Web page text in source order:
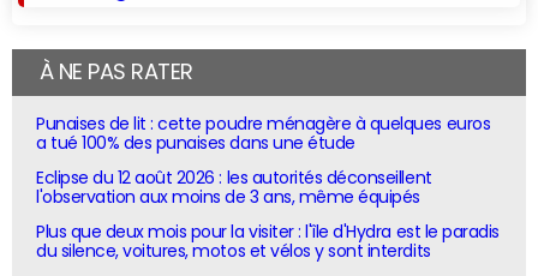
À NE PAS RATER
Punaises de lit : cette poudre ménagère à quelques euros
a tué 100% des punaises dans une étude
Eclipse du 12 août 2026 : les autorités déconseillent
l'observation aux moins de 3 ans, même équipés
Plus que deux mois pour la visiter : l'île d'Hydra est le paradis
du silence, voitures, motos et vélos y sont interdits